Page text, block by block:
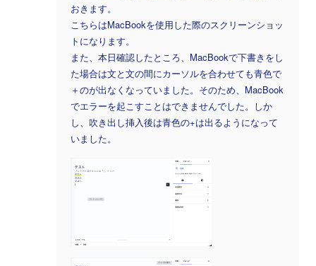
おきます。
こちらはMacBookを使用した際のスクリーンショッ
トになります。
また、本日確認したところ、MacBookで下書きをし
た場合は文と文の間にカーソルを合わせても青色で
＋のが出なくなっていました。そのため、MacBook
でエラーを起こすことはできませんでした。しか
し、吹き出し挿入後は青色の+は出るようになって
いました。